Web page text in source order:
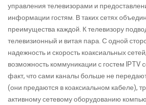
управления телевизорами и
информации гостям. В таких сетях
преимущества каждой. К телевизору
телевизионный и витая пара. С одной
надежность и скорость коаксиальных
возможность коммуникации с гостем IPTV
факт, что сами каналы больше не
(они предаются в коаксиальном кабеле),
активному сетевому оборудованию